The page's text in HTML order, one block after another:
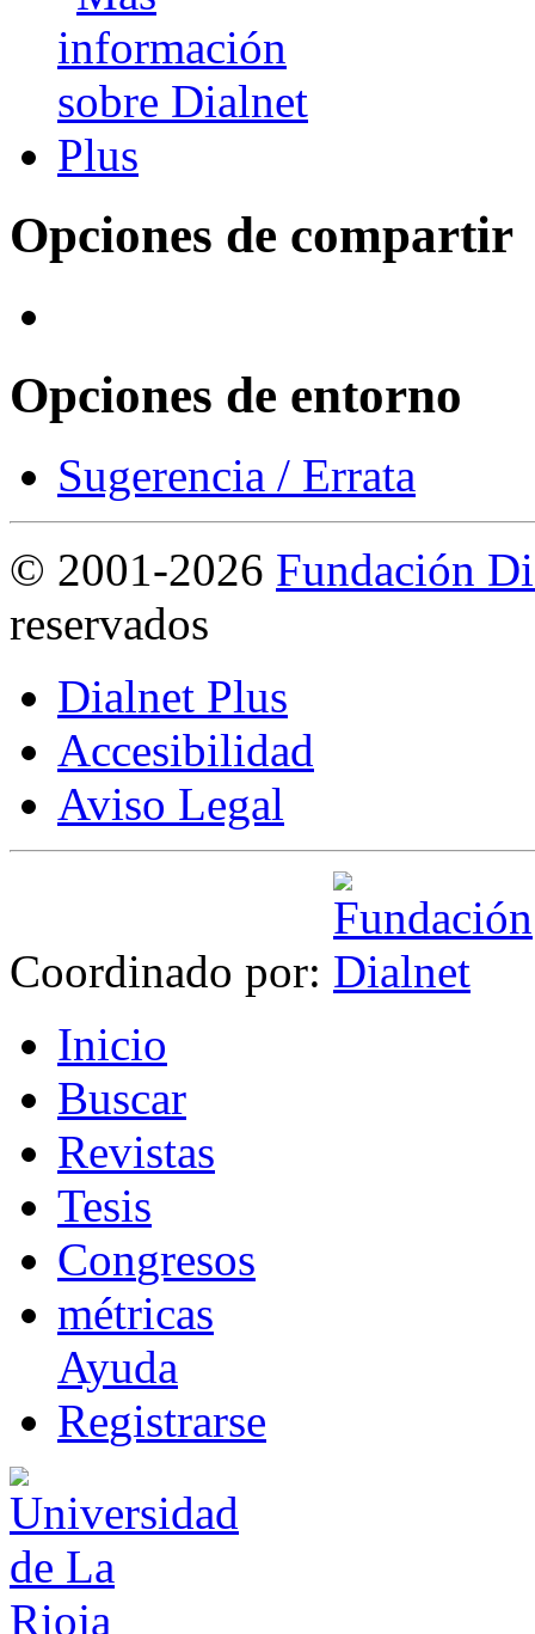
Opciones de compartir
Opciones de entorno
Sugerencia / Errata
© 2001-2026 Fundación
reservados
Dialnet Plus
Accesibilidad
Aviso Legal
Coordinado por:
Inicio
Buscar
Revistas
Tesis
Congresos
métricas
Ayuda
Registrarse